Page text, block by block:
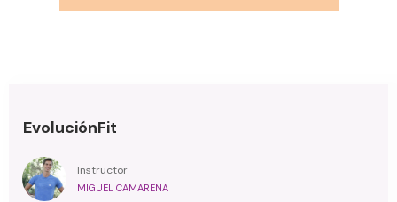
EvoluciónFit
Instructor
MIGUEL CAMARENA